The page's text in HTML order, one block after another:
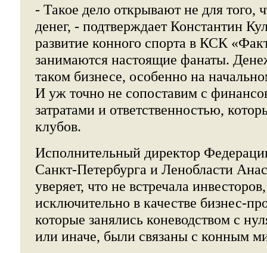
- Такое дело открывают не для того,
денег, - подтверждает Константин
развитие конного спорта в КСК
занимаются настоящие фанаты.
таком бизнесе, особенно на
И уж точно не сопоставим с
затратами и ответственностью,
клубов.
Исполнительный директор
Санкт-Петербурга и Ленобласти
уверяет, что не встречала
исключительно в качестве бизнес-
которые занялись коневодством с
или иначе, были связаны с конным